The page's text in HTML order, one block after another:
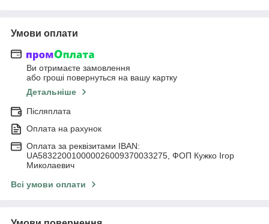
Умови оплати
Ви отримаєте замовлення
або гроші повернуться на вашу картку
Детальніше
Післяплата
Оплата на рахунок
Оплата за реквізитами IBAN:
UA583220010000026009370033275, ФОП Кужко Ігор
Миколаевич
Всі умови оплати